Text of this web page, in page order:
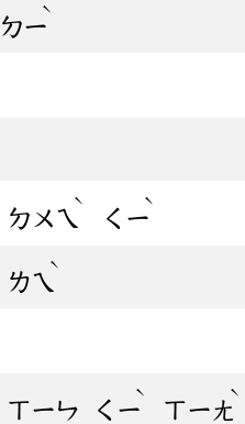
ㄉㄧ
ˋ
ㄉㄨㄟ
ˋ
ㄑㄧ
ˋ
ㄌㄟ
ˋ
ㄒㄧㄣ ㄑㄧ
ˋ
ㄒㄧㄤ
ˋ